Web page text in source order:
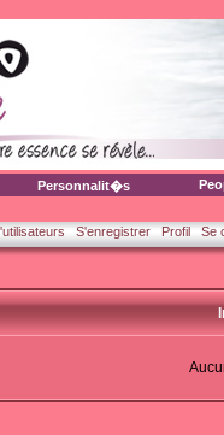
Personnalit�s
S'enregistrer Profil Se